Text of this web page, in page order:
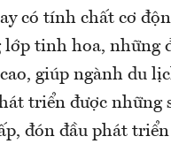
có tính chất cơ
lớp tinh hoa, những
giúp ngành du
triển được những
đón đầu phát